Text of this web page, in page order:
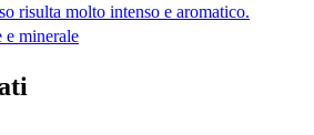
risulta molto intenso e aromatico.
e minerale